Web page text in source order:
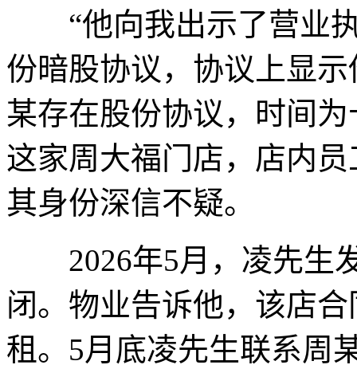
“他向我出示了营业执
份暗股协议，协议上显
某存在股份协议，时间
这家周大福门店，店内
其身份深信不疑。
2026年5月，凌先生
闭。物业告诉他，该店
租。5月底凌先生联系周